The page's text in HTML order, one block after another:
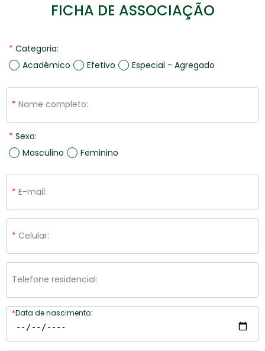
FICHA DE ASSOCIAÇÃO
Categoria:
Acadêmico
Efetivo Especial - Agregado
Nome completo:
Sexo:
Masculino
Feminino
E-mail:
Celular:
Telefone residencial:
Data de nascimento: